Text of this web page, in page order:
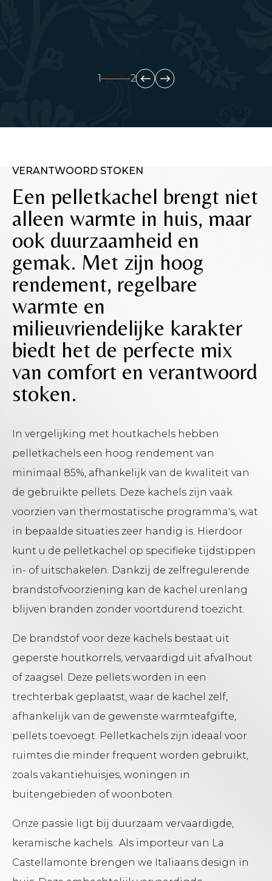
1 2
VERANTWOORD STOKEN
Een pelletkachel brengt niet
alleen warmte in huis, maar
ook duurzaamheid en
gemak. Met zijn hoog
rendement, regelbare
warmte en
milieuvriendelijke karakter
biedt het de perfecte mix
van comfort en verantwoord
stoken.
In vergelijking met houtkachels hebben
pelletkachels een hoog rendement van
minimaal 85%, afhankelijk van de kwaliteit van
de gebruikte pellets. Deze kachels zijn vaak
voorzien van thermostatische programma's, wat
in bepaalde situaties zeer handig is. Hierdoor
kunt u de pelletkachel op specifieke tijdstippen
in- of uitschakelen. Dankzij de zelfregulerende
brandstofvoorziening kan de kachel urenlang
blijven branden zonder voortdurend toezicht.
De brandstof voor deze kachels bestaat uit
geperste houtkorrels, vervaardigd uit afvalhout
of zaagsel. Deze pellets worden in een
trechterbak geplaatst, waar de kachel zelf,
afhankelijk van de gewenste warmteafgifte,
pellets toevoegt. Pelletkachels zijn ideaal voor
ruimtes die minder frequent worden gebruikt,
zoals vakantiehuisjes, woningen in
buitengebieden of woonboten.
Onze passie ligt bij duurzaam vervaardigde,
keramische kachels. Als importeur van La
Castellamonte brengen we Italiaans design in